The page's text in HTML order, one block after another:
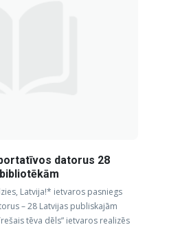
datorus 28
Latvija!* ietvaros pasniegs
– 28 Latvijas publiskajām
tēva dēls” ietvaros realizēs